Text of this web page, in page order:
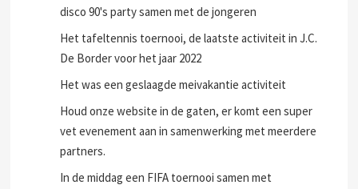
disco 90's party samen met de jongeren
Het tafeltennis toernooi, de laatste activiteit in J.C.
De Border voor het jaar 2022
Het was een geslaagde meivakantie activiteit
Houd onze website in de gaten, er komt een super
vet evenement aan in samenwerking met meerdere
partners.
In de middag een FIFA toernooi samen met